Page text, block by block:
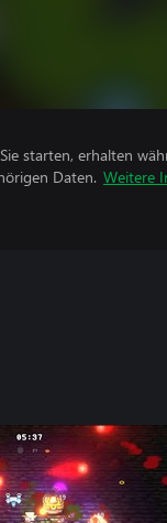
starten, erhalten
Daten. Weitere